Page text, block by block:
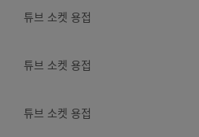
튜브 소켓 용접
튜브 소켓 용접
튜브 소켓 용접